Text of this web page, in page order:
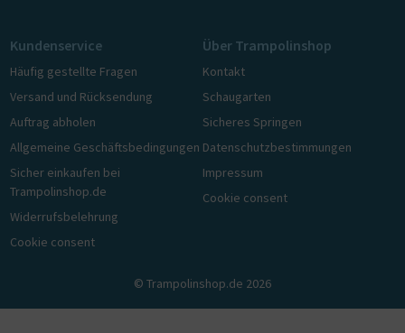
Kundenservice
Häufig gestellte Fragen
Versand und Rücksendung
Auftrag abholen
Allgemeine Geschäftsbedingungen
Sicher einkaufen bei
Trampolinshop.de
Widerrufsbelehrung
Cookie consent
Über Trampolinshop
Kontakt
Schaugarten
Sicheres Springen
Datenschutzbestimmungen
Impressum
Cookie consent
© Trampolinshop.de 2026